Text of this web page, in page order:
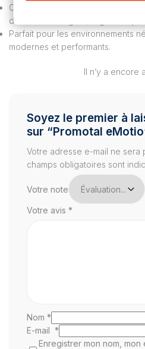
Convient aux professionnels de
d’examen intelligent, ergonomique
Parfait pour les environnements
modernes et performants.
Il n’y a encore
Soyez le premier à
sur “Promotal
Votre adresse e-mail ne sera
champs obligatoires sont
Votre note
Votre avis *
Nom *
E-mail *
Enregistrer mon nom, mon